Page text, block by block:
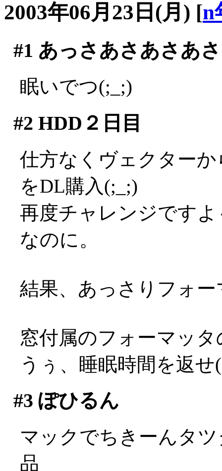
2003年06月23日(月) [n
#1 あっさあさあさあ
眠いでつ(;_;)
#2 HDD２日目
仕方なくヴェクター
をDL購入(;_;)
再度チャレンジです
なのに。
結果、あっさりフォ
窓付属のフォーマッ
うぅ、睡眠時間を返
#3 ぽひるん
マックでちきーんタ
品